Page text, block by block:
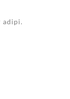
adipi.